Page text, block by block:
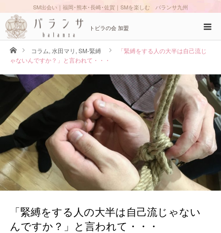
SM出会い｜福岡･熊本･長崎･佐賀｜SMを楽しむ バランサ九州
トビラの会 加盟
ホームコラム, 水田マリ , SM-緊縛
「緊縛をする人の大半は自己流じ
ゃないんですか？」と言われて・・・
「緊縛をする人の大半は自己流じゃない
んですか？」と言われて・・・